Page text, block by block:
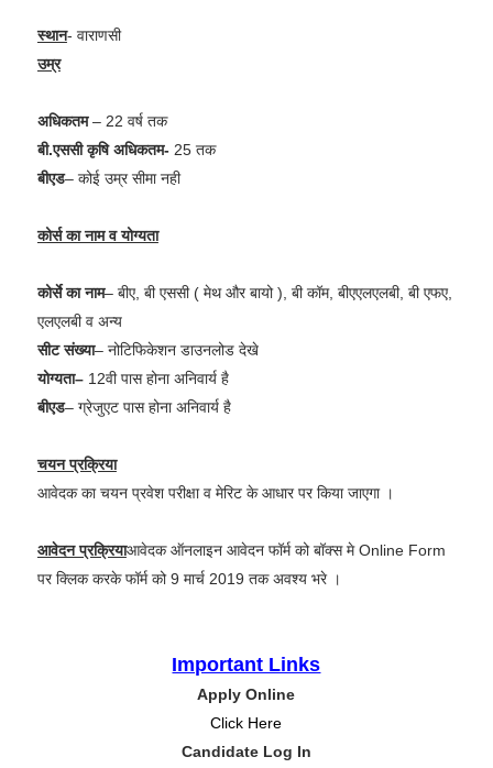
स्थान- वाराणसी
उम्र
अधिकतम– 22 वर्ष तक
बी.एससी कृषि अधिकतम- 25 तक
बीएड– कोई उम्र सीमा नही
कोर्स का नाम व योग्यता
कोर्से का नाम– बीए, बी एससी ( मेथ और बायो ), बी कॉम, बीएएलएलबी, बी एफए,
एलएलबी व अन्य
सीट संख्या– नोटिफिकेशन डाउनलोड देखे
योग्यता–12वी पास होना अनिवार्य है
बीएड– ग्रेजुएट पास होना अनिवार्य है
चयन प्रक्रिया
आवेदक का चयन प्रवेश परीक्षा व मेरिट के आधार पर किया जाएगा ।
आवेदन प्रक्रियाआवेदक ऑनलाइन आवेदन फॉर्म को बॉक्स मे Online Form
पर क्लिक करके फॉर्म को 9 मार्च 2019 तक अवश्य भरे ।
Important Links
Apply Online
Click Here
Candidate Log In